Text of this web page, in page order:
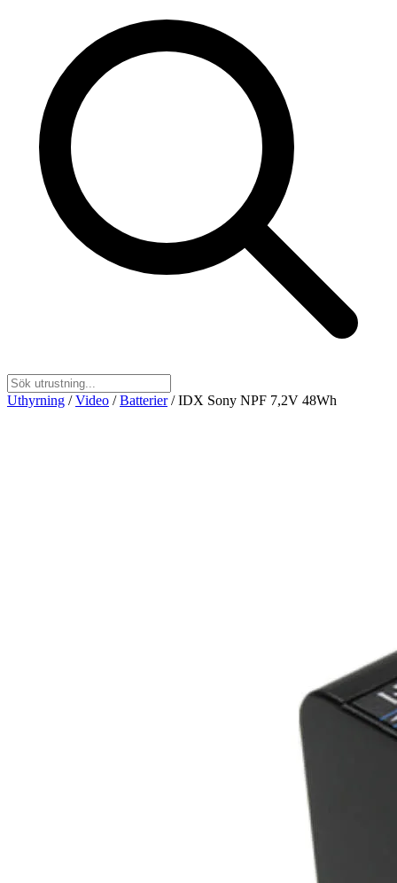
Uthyrning / Video / Batterier / IDX Sony NPF 7,2V 48Wh